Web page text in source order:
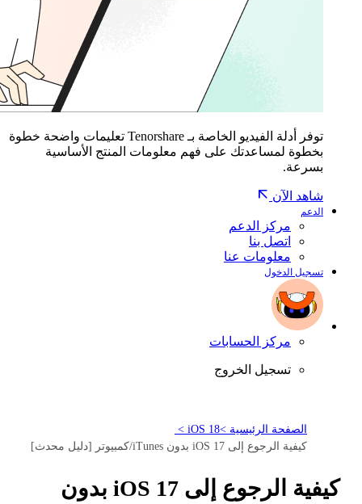
توفر أدلة الفيديو الخاصة بـ Tenorshare تعليمات واضحة خطوة
بخطوة لمساعدتك على فهم معلومات المنتج الأساسية
بسرعة.
شاهد الآن
الدعم
مركز الدعم
اتصل بنا
معلومات عنا
تسجيل الدخول
مركز الحسابات
تسجيل الخروج
الصفحة الرئيسية >iOS 18 >
كيفية الرجوع إلى iOS 17 بدون iTunes/كمبيوتر [دليل محدث]
كيفية الرجوع إلى iOS 17 بدون